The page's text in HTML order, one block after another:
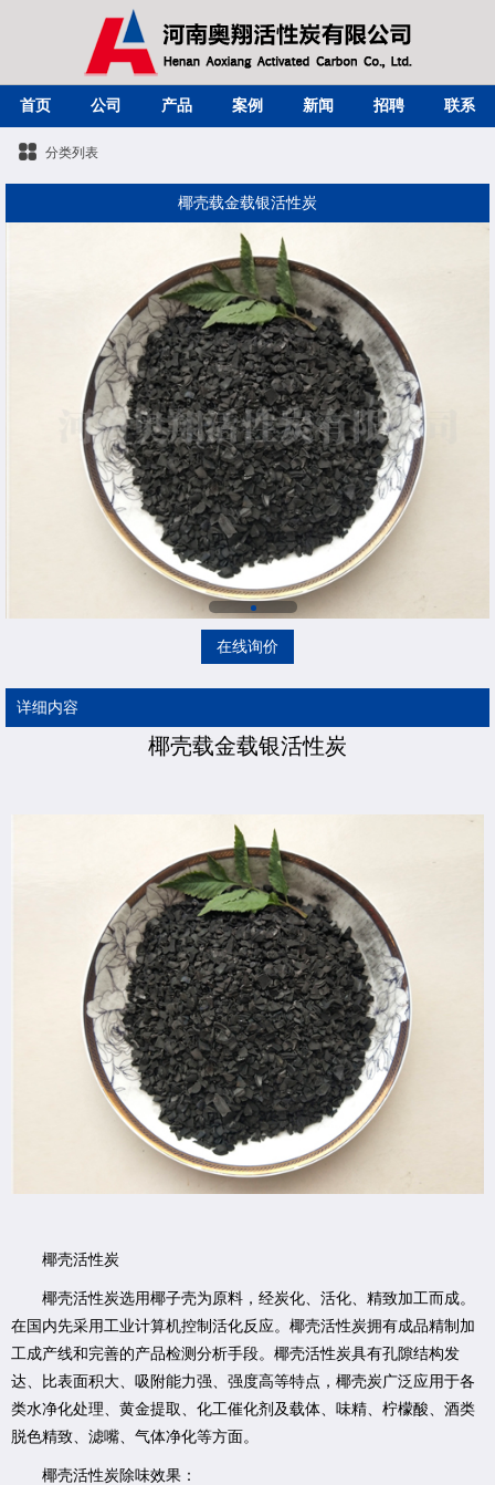
首页 公司 产品 案例 新闻 招聘 联系
分类列表
椰壳载金载银活性炭
在线询价
详细内容
椰壳载金载银活性炭
椰壳活性炭
椰壳活性炭选用椰子壳为原料，经炭化、活化、精致加工而成。
在国内先采用工业计算机控制活化反应。椰壳活性炭拥有成品精制加
工成产线和完善的产品检测分析手段。椰壳活性炭具有孔隙结构发
达、比表面积大、吸附能力强、强度高等特点，椰壳炭广泛应用于各
类水净化处理、黄金提取、化工催化剂及载体、味精、柠檬酸、酒类
脱色精致、滤嘴、气体净化等方面。
椰壳活性炭除味效果：